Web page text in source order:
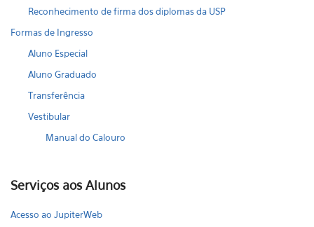
Reconhecimento de firma dos diplomas da USP
Formas de Ingresso
Aluno Especial
Aluno Graduado
Transferência
Vestibular
Manual do Calouro
Serviços aos Alunos
Acesso ao JupiterWeb